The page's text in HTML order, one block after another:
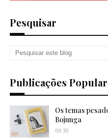
Pesquisar
Publicações
Os temas
Bojunga
09:30